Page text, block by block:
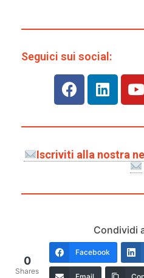
Seguici sui social:
Iscriviti alla nostra
Condividi
0
Shares
Facebook